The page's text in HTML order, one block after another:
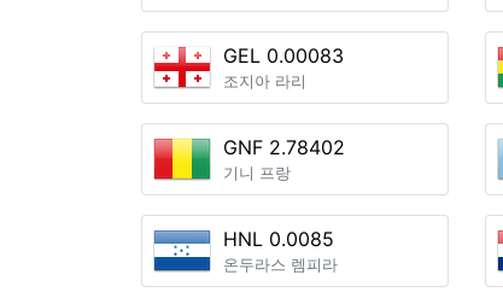
GEL 0.00083
조지아 라리
GNF 2.78402
기니 프랑
HNL 0.0085
온두라스 렘피라